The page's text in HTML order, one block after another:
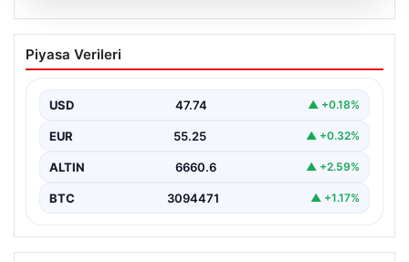
Göztepe para basacak! Yine dev satış
geliyor
Piyasa Verileri
USD 47.74 ▲ +0.18%
EUR 55.25 ▲ +0.32%
ALTIN 6660.6 ▲ +2.59%
BTC 3094471 ▲ +1.17%